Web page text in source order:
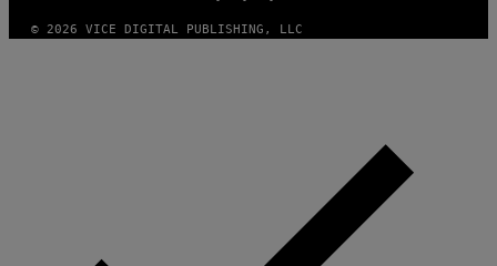
© 2026 VICE DIGITAL PUBLISHING, LLC